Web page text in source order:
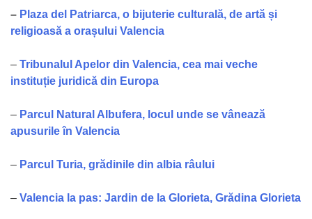
– Plaza del Patriarca, o bijuterie culturală, de artă și
religioasă a orașului Valencia
– Tribunalu l Apelor din Valencia, cea mai veche
instituție juridică din Europa
– Parcul Natural Albufera, locul unde se vânează
apusurile în Valencia
– Parcul Turia, grădinile din albia râului
– Valencia la pas: Jardin de la Glorieta, Grădina Glorieta